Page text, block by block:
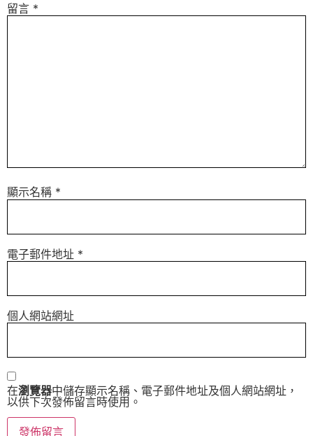
留言 *
顯示名稱 *
電子郵件地址 *
個人網站網址
在瀏覽器中儲存顯示名稱、電子郵件地址及個人網站網址，
以供下次發佈留言時使用。